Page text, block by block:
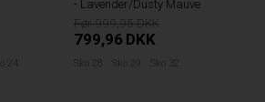
- Cognac/Cognac
999,95
799,96 DKK
Sko 28 Sko 29 Sko 30